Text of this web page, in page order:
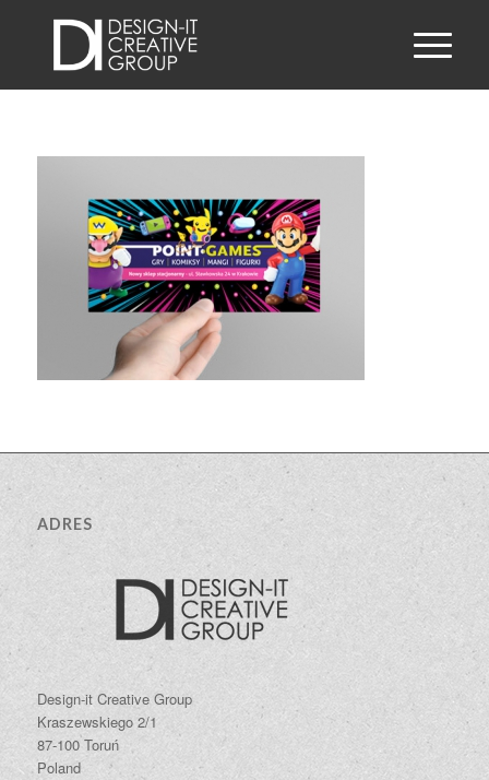
ADRES
Design-it Creative Group
Kraszewskiego 2/1
87-100 Toruń
Poland